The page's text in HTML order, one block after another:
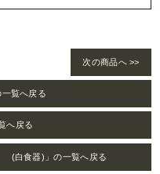
次の商品へ >>
一覧へ戻る
へ戻る
食器)」の一覧へ戻る